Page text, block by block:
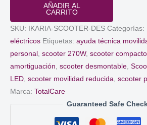
Desmontable
Ikaria
con
Amortiguación
y
Luces
LED
cantidad
AÑADIR AL
CARRITO
SKU: IKARIA-SCOOTER-DES Categorías:
eléctricos Etiquetas: ayuda técnica
personal scooter 270W, scooter compacto
amortiguación scooter desmontable
LED scooter movilidad reducida scooter
Marca: TotalCare
Guaranteed Safe